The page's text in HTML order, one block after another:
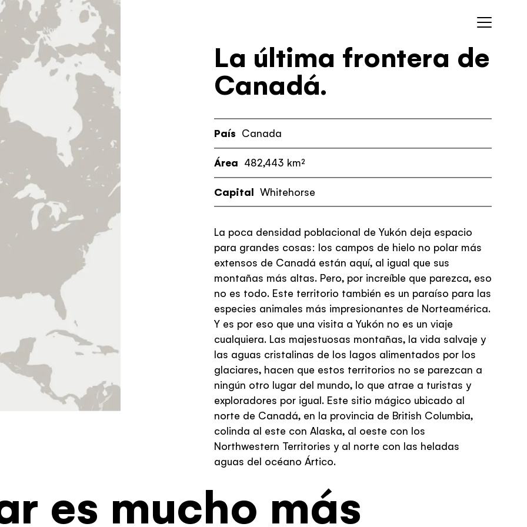
search-title
looking-for
HUB
activity?
INSPIRATION
Yukon adventures for
every timeline
PAGE
Get familiar with the
Yukon
está
Yukón?
La última frontera de
Canadá.
País Canada
Área 482,443 km²
Capital Whitehorse
La poca densidad poblacional de Yukón deja espacio
para grandes cosas: los campos de hielo no polar más
extensos de Canadá están aquí, al igual que sus
montañas más altas. Pero, por increíble que parezca, eso
no es todo. Este territorio también es un paraíso para las
especies animales más impresionantes de Norteamérica.
Y es por eso que una visita a Yukón no es un viaje
cualquiera. Las majestuosas montañas, la vida salvaje y
las aguas cristalinas de los lagos alimentados por los
glaciares, hacen que estos territorios no se parezcan a
ningún otro lugar del mundo, lo que atrae a turistas y
exploradores por igual. Este sitio mágico ubicado al
norte de Canadá, en la provincia de British Columbia,
colinda al este con Alaska, al oeste con los
Northwestern Territories y al norte con las heladas
aguas del océano Ártico.
es mucho más